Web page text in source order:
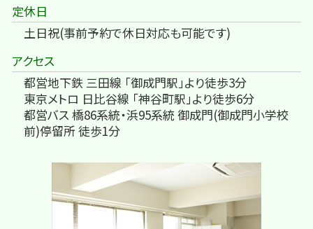
定休日
土日祝(事前予約で休日対応も可能です)
アクセス
都営地下鉄 三田線 「御成門駅」より徒歩3分
東京メトロ 日比谷線 「神谷町駅」より徒歩6分
都営バス 橋86系統・浜95系統 御成門(御成門小学校
前)停留所 徒歩1分